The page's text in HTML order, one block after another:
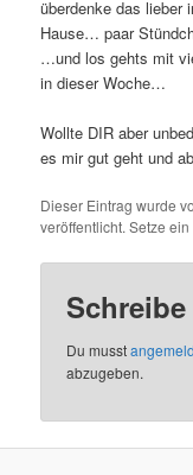
überdenke das lieber
Hause… paar
…und los gehts mit
in dieser Woche…
Wollte DIR aber
es mir gut geht und
Dieser Eintrag wurde
veröffentlicht. Setze
Du musst
abzugeben.